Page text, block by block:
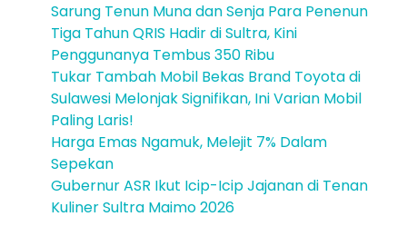
Sarung Tenun Muna dan Senja Para Penenun
Tiga Tahun QRIS Hadir di Sultra, Kini
Penggunanya Tembus 350 Ribu
Tukar Tambah Mobil Bekas Brand Toyota di
Sulawesi Melonjak Signifikan, Ini Varian Mobil
Paling Laris!
Harga Emas Ngamuk, Melejit 7% Dalam
Sepekan
Gubernur ASR Ikut Icip-Icip Jajanan di Tenan
Kuliner Sultra Maimo 2026